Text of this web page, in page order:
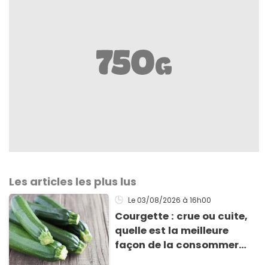
Les articles les plus lus
Le 03/08/2026 à 16h00
Courgette : crue ou cuite,
quelle est la meilleure
façon de la consommer